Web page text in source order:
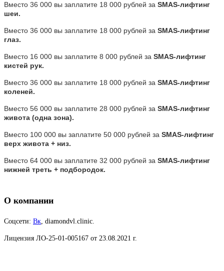
Вместо 36 000 вы заплатите 18 000 рублей за SMAS-лифтинг
шеи.
Вместо 36 000 вы заплатите 18 000 рублей за SMAS-лифтинг
глаз.
Вместо 16 000 вы заплатите 8 000 рублей за SMAS-лифтинг
кистей рук.
Вместо 36 000 вы заплатите 18 000 рублей за SMAS-лифтинг
коленей.
Вместо 56 000 вы заплатите 28 000 рублей за SMAS-лифтинг
живота (одна зона).
Вместо 100 000 вы заплатите 50 000 рублей за SMAS-лифтинг
верх живота + низ.
Вместо 64 000 вы заплатите 32 000 рублей за SMAS-лифтинг
нижней треть + подбородок.
О компании
Соцсети: Вк , diamondvl.clinic.
Лицензия ЛО-25-01-005167 от 23.08.2021 г.